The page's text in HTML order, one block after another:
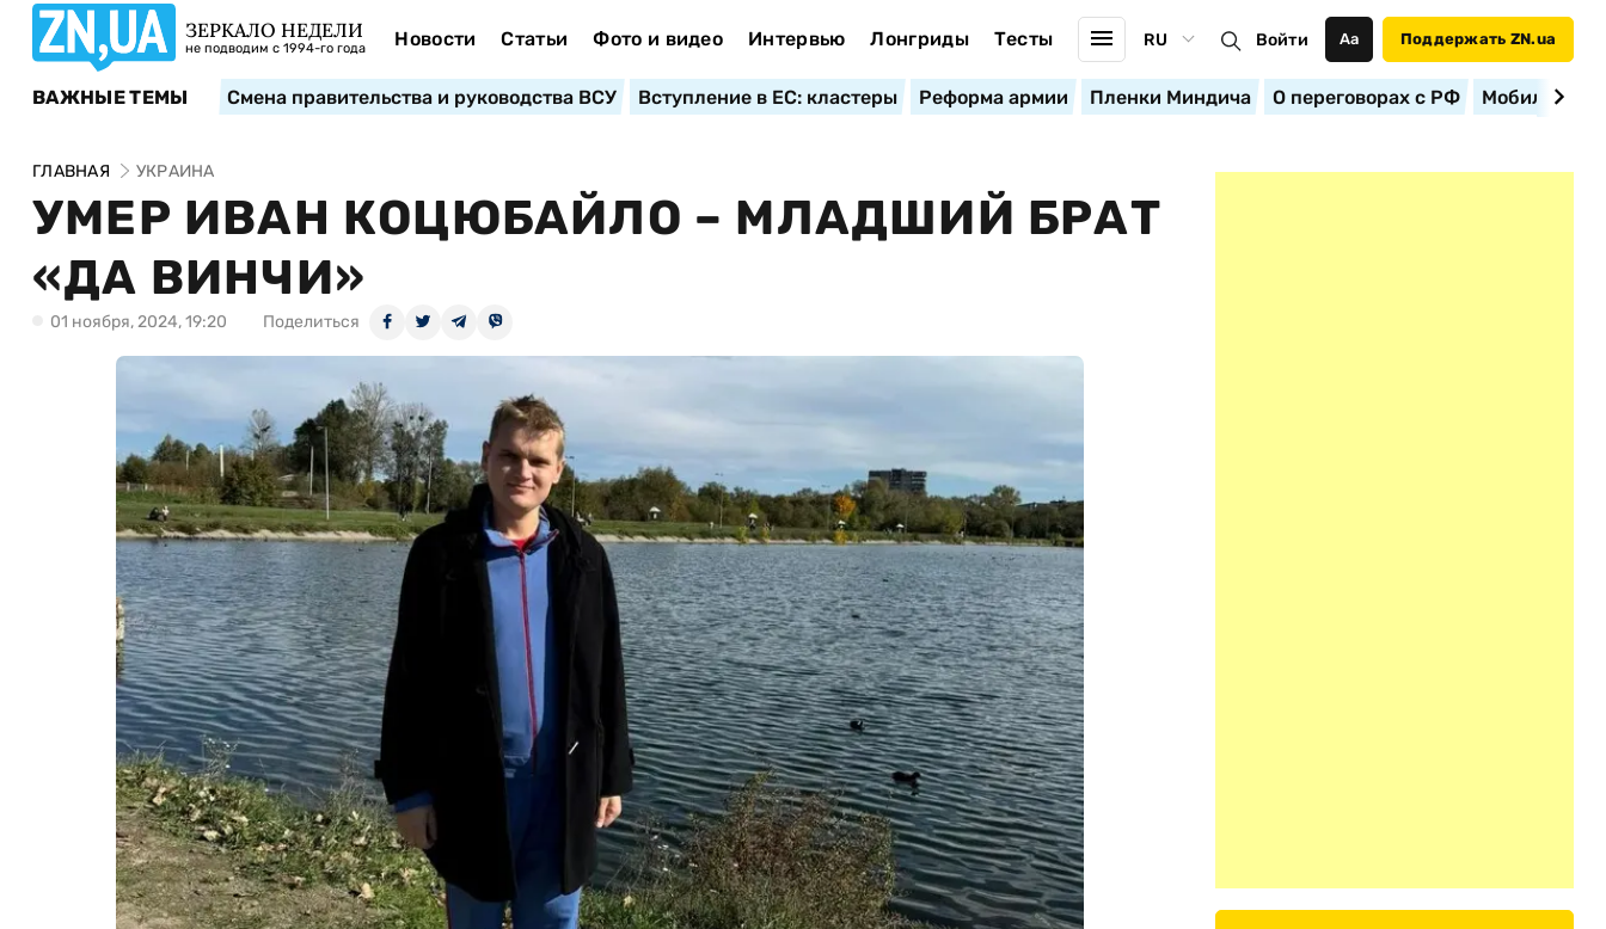
ЗЕРКАЛО НЕДЕЛИ
не подводим с 1994-го года Новости Статьи Фото и видео Интервью Лонгриды Тесты RU Войти Аа Поддержать ZN.ua
ВАЖНЫЕ ТЕМЫ Смена правительства и руководства ВСУ Вступление в ЕС: кластеры Реформа армии Пленки Миндича О переговорах с РФ
ГЛАВНАЯ УКРАИНА
УМЕР ИВАН КОЦЮБАЙЛО – МЛАДШИЙ БРАТ
«ДА ВИНЧИ»
01 ноября, 2024, 19:20 Поделиться